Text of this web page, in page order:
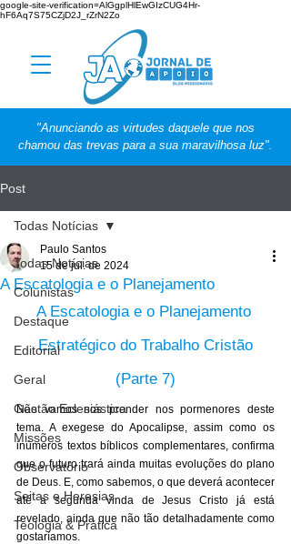
google-site-verification=AlGgplHlEwGIzCUG4Hr-
hF6Aq7S75CZjD2J_rZrN2Zo
"Anunciando as virtudes daquele que nos
chamou das trevas para a sua maravilhosa luz".
Post
Todas Notícias
Colunistas
Destaque
Editorial
Geral
Gestão Eclesiástica
Missões
Observatório
Seitas e Heresias
Teologia & Prática
Todas Notícias
A Escatologia e o Planejamento
Paulo Santos
15 de jul. de 2024
A Escatologia e o Planejamento
Estratégico do Trabalho Cristão
(Parte 7)
Não vamos nos prender nos pormenores deste
tema. A exegese do Apocalipse, assim como os
inúmeros textos bíblicos complementares, confirma
que o futuro trará ainda muitas evoluções do plano
de Deus. E, como sabemos, o que deverá acontecer
até a segunda vinda de Jesus Cristo já está
revelado, ainda que não tão detalhadamente como
gostaríamos.